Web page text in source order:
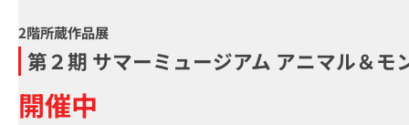
2階所蔵作品展
第２期 サマーミュージアム アニマル＆モ
開催中